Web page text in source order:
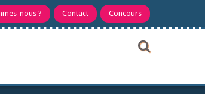
nous ? Contact Concours